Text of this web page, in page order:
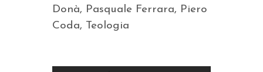
Donà, Pasquale Ferrara, Piero
Coda, Teologia